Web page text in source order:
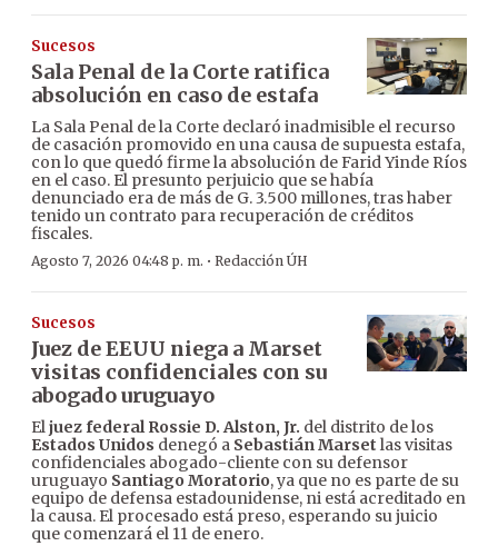
Sucesos
Sala Penal de la Corte ratifica
absolución en caso de estafa
La Sala Penal de la Corte declaró inadmisible el recurso
de casación promovido en una causa de supuesta estafa,
con lo que quedó firme la absolución de Farid Yinde Ríos
en el caso. El presunto perjuicio que se había
denunciado era de más de G. 3.500 millones, tras haber
tenido un contrato para recuperación de créditos
fiscales.
Agosto 7, 2026 04:48 p. m. · Redacción ÚH
Sucesos
Juez de EEUU niega a Marset
visitas confidenciales con su
abogado uruguayo
Eljuez federal Rossie D. Alston, Jr. del distrito de los
Estados Unidos denegó a Sebastián Marset las visitas
confidenciales abogado-cliente con su defensor
uruguayo Santiago Moratorio, ya que no es parte de su
equipo de defensa estadounidense, ni está acreditado en
la causa. El procesado está preso, esperando su juicio
que comenzará el 11 de enero.